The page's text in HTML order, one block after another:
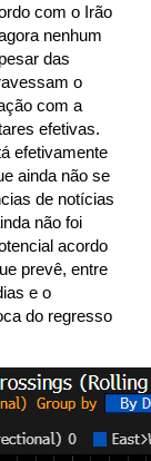
com o Irão
nenhum
das
o
com a
efetivas.
efetivamente
ainda não se
de notícias
não foi
acordo
prevê, entre
e o
do regresso